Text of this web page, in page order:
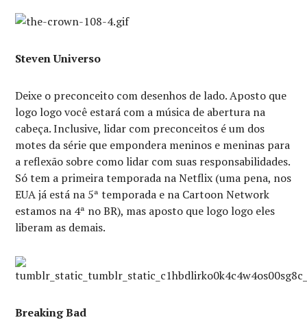
Steven Universo
Deixe o preconceito com desenhos de lado. Aposto que
logo logo você estará com a música de abertura na
cabeça. Inclusive, lidar com preconceitos é um dos
motes da série que empondera meninos e meninas para
a reflexão sobre como lidar com suas responsabilidades.
Só tem a primeira temporada na Netflix (uma pena, nos
EUA já está na 5ª temporada e na Cartoon Network
estamos na 4ª no BR), mas aposto que logo logo eles
liberam as demais.
Breaking Bad